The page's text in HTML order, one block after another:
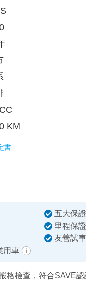
KM
書
五大保證
里程保證
友善試車
用車
格檢查，符合SAVE認